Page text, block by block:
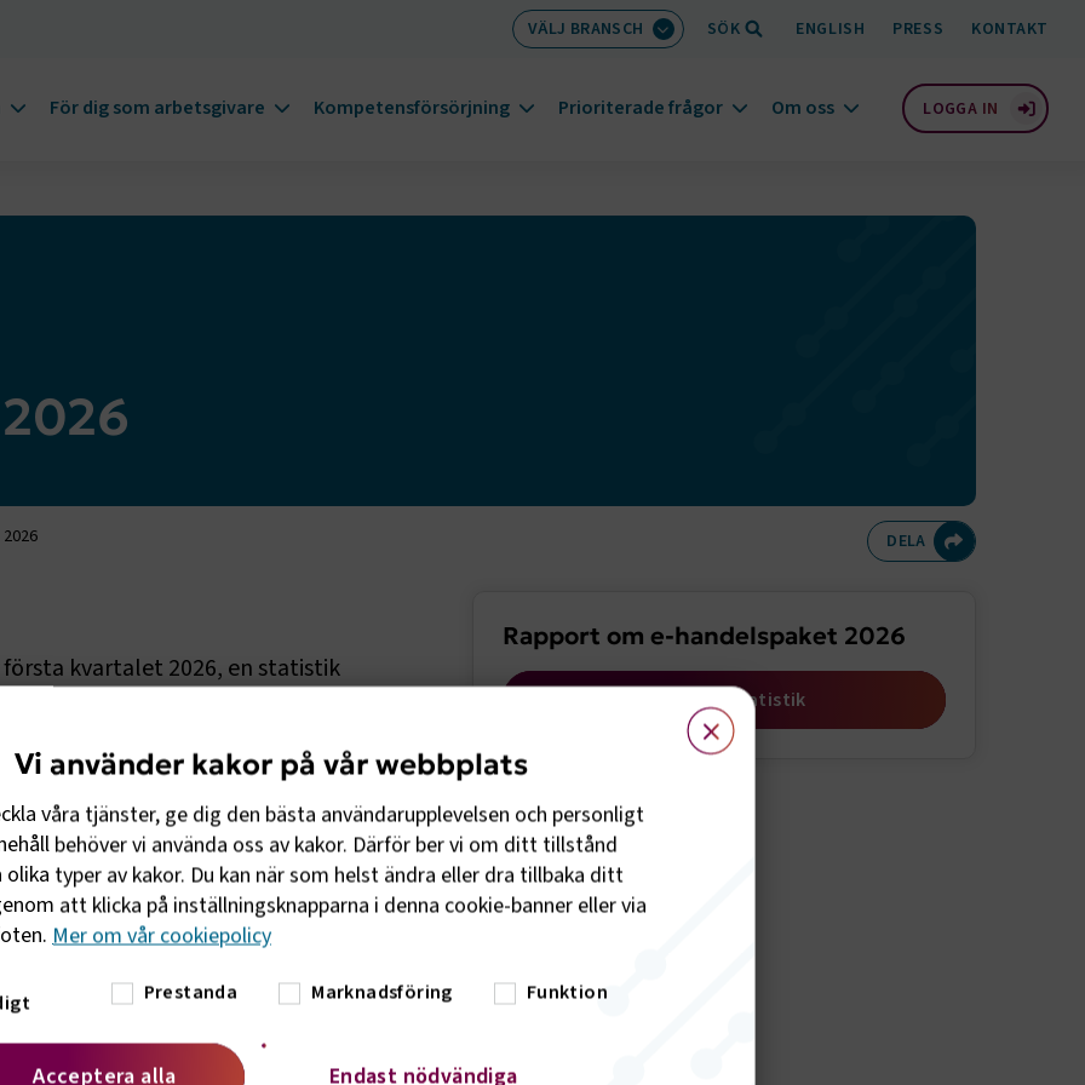
VÄLJ BRANSCH SÖK ENGLISH PRESS KONTAKT
För dig som arbetsgivare Kompetensförsörjning Prioriterade frågor Om oss LOGGA IN
DELA Dela på
kvartalet 2026, en statistik
analysera volymer och trender
transportörer och
från e-handlare under det första
med föregående år.
medan andelen paket från
visar också ökad aktivitet. Antalet
förändringar i köpbeteenden och
och miljömedvetetra transporter är
Rapport om e-handelspaket 2026
Öppna statistik
×
Vi använder kakor på vår webbplats
våra tjänster, ge dig den bästa användarupplevelsen och personligt
behöver vi använda oss av kakor. Därför ber vi om ditt tillstånd
typer av kakor. Du kan när som helst ändra eller dra tillbaka ditt
att klicka på inställningsknapparna i denna cookie-banner eller via
Mer om vår cookiepolicy
Prestanda Marknadsföring Funktion
Acceptera alla Endast nödvändiga